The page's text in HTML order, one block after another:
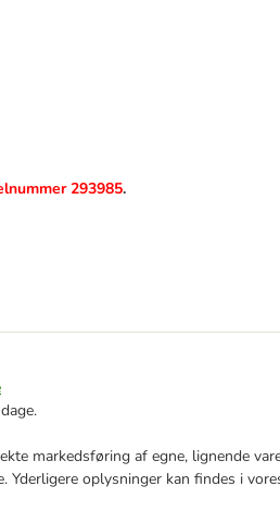
293985.
markedsføring af egne, lignende
oplysninger kan findes i